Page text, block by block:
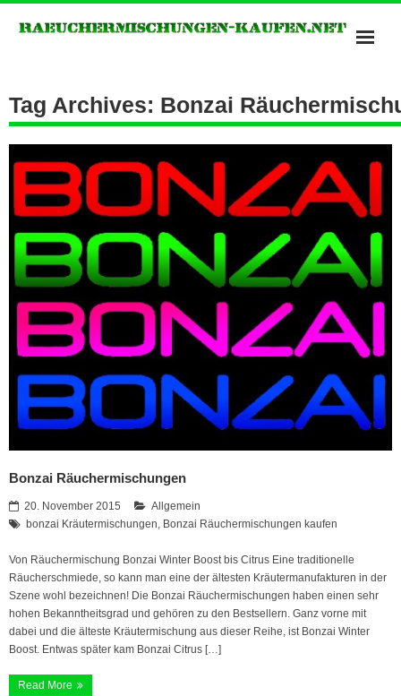
Kush Räuchermischungen
Räuchermischungen Shops
Tag Archives: Bonzai
Bonzai Räuchermischungen
20. November 2015
Allgemein
bonzai Kräutermischungen, Bonzai Räuchermischungen kaufen
Von Räuchermischung Bonzai Winter Boost bis Citrus Eine traditionelle
Räucherschmiede, so kann man eine der ältesten Kräutermanufakturen in der
Szene wohl bezeichnen! Die Bonzai Räuchermischungen haben einen sehr
hohen Bekanntheitsgrad und gehören zu den Bestsellern. Ganz vorne mit
dabei und die älteste Kräutermischung aus dieser Reihe, ist Bonzai Winter
Boost. Entwas später kam Bonzai Citrus […]
Read More